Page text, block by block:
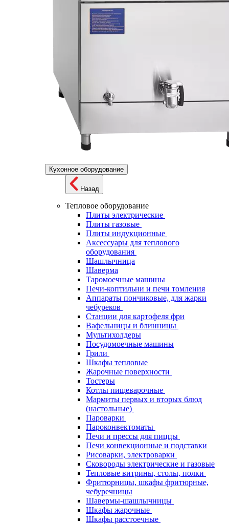
Кухонное оборудование
Назад
Тепловое оборудование
Плиты электрические
Плиты газовые
Плиты индукционные
Аксессуары для теплового
оборудования
Шашлычница
Шаверма
Таромоечные машины
Печи-коптильни и печи томления
Аппараты пончиковые, для жарки
чебуреков
Станции для картофеля фри
Вафельницы и блинницы
Мультихолдеры
Посудомоечные машины
Грили
Шкафы тепловые
Жарочные поверхности
Тостеры
Котлы пищеварочные
Мармиты первых и вторых блюд
(настольные)
Пароварки
Пароконвектоматы
Печи и прессы для пиццы
Печи конвекционные и подставки
Рисоварки, электроварки
Сковороды электрические и газовые
Тепловые витрины, столы, полки
Фритюрницы, шкафы фритюрные,
чебуречницы
Шавермы-шашлычницы
Шкафы жарочные
Шкафы расстоечные